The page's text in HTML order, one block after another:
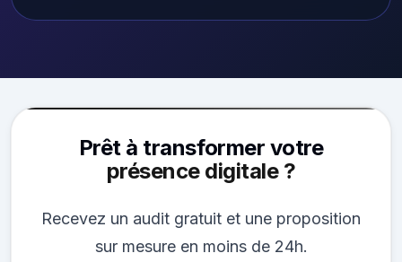
Prêt à transformer votre
présence digitale ?
Recevez un audit gratuit et une proposition
sur mesure en moins de 24h.